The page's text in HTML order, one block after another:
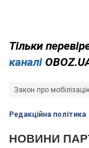
Тільки
каналі
Закон про
Редакційна політика